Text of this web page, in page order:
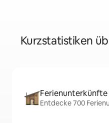
Kurzstatistiken
Ferienunterkünfte
Entdecke 700